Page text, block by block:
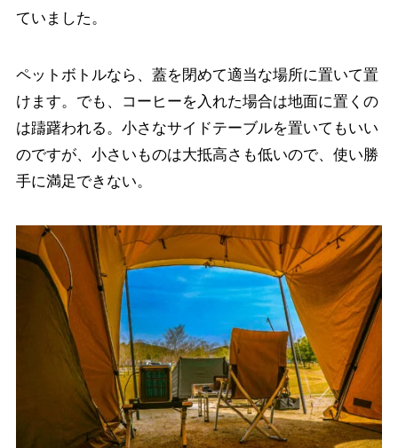
ていました。
ペットボトルなら、蓋を閉めて適当な場所に置いて置
けます。でも、コーヒーを入れた場合は地面に置くの
は躊躇われる。小さなサイドテーブルを置いてもいい
のですが、小さいものは大抵高さも低いので、使い勝
手に満足できない。